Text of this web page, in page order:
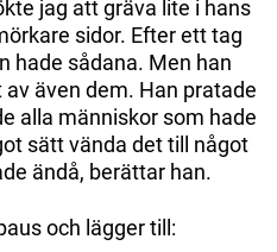
jag att gräva lite i hans
sidor. Efter ett tag
hade sådana. Men han
även dem. Han pratade
alla människor som hade
sätt vända det till något
ändå, berättar han.
och lägger till: